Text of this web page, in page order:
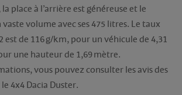
place à l’arrière est généreuse et le
volume avec ses 475 litres. Le taux
est de 116 g/km, pour un véhicule de 4,31
une hauteur de 1,69 mètre.
vous pouvez consulter les avis des
4x4 Dacia Duster.